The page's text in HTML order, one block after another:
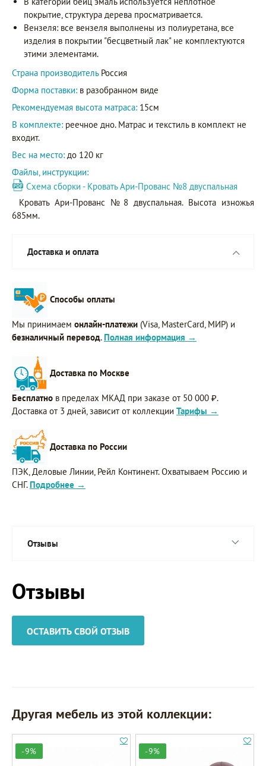
покрытие, структура дерева просматривается.
Вензеля: все вензеля выполнены из полиуретана, все
изделия в покрытии "бесцветный лак" не комплектуются
этими элементами.
Страна производитель Россия
Форма поставки: в разобранном виде
Рекомендуемая высота матраса: 15см
В комплекте: реечное дно. Матрас и текстиль в комплект не
входит.
Вес на место: до 120 кг
Файлы, инструкции:
Схема сборки - Кровать Ари-Прованс №8 двуспальная
Кровать Ари-Прованс №8 двуспальная. Высота изножья
685мм.
Доставка и оплата
Способы оплаты
Мы принимаем онлайн-платежи (Visa, MasterCard, МИР) и
безналичный перевод. Полная информация →
Доставка по Москве
Бесплатно в пределах МКАД при заказе от 50 000 ₽.
Доставка от 3 дней, зависит от коллекции Тарифы →
Доставка по России
ПЭК, Деловые Линии, Рейл Континент. Охватываем Россию и
СНГ. Подробнее →
Отзывы
Отзывы
ОСТАВИТЬ СВОЙ ОТЗЫВ
Другая мебель из этой коллекции:
-9% -9%